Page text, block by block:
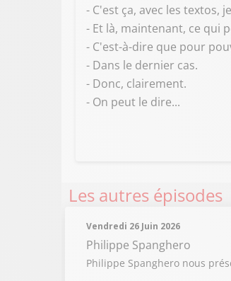
- C'est ça, avec les textos,
- Et là, maintenant, ce qui
- C'est-à-dire que pour
- Dans le dernier cas.
- Donc, clairement.
- On peut le dire...
Les autres épisodes
Vendredi 26 Juin 2026
Philippe Spanghero
Philippe Spanghero nous